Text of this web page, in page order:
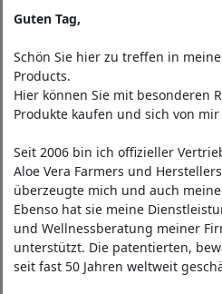
Guten Tag,
Schön Sie hier zu treffen in
Products.
Hier können Sie mit besonderen
Produkte kaufen und sich von
Seit 2006 bin ich offizieller
Aloe Vera Farmers und
überzeugte mich und auch
Ebenso hat sie meine
und Wellnessberatung meiner
unterstützt. Die patentierten,
seit fast 50 Jahren weltweit